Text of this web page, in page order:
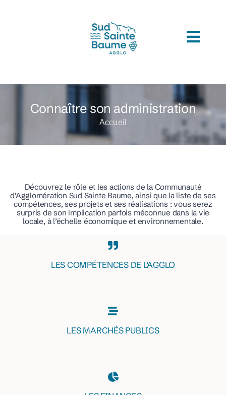
COMPRENDRE L’AGGLOMERATION
CONNAITRE SON ADMINISTRATION
ACCEDER A VOS SERVICES
TOUTES LES ACTUS
LES MÉDIATHÈQUES
Connaître son administration
Accueil
Découvrez le rôle et les actions de la Communauté
d’Agglomération Sud Sainte Baume, ainsi que la liste de ses
compétences, ses projets et ses réalisations : vous serez
surpris de son implication parfois méconnue dans la vie
locale, à l’échelle économique et environnementale.
LES COMPÉTENCES DE L'AGGLO
LES MARCHÉS PUBLICS